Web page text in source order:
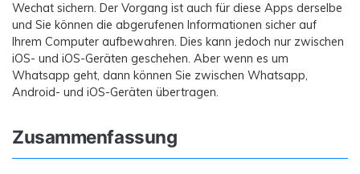
Wechat sichern. Der Vorgang ist auch für diese Apps derselbe
und Sie können die abgerufenen Informationen sicher auf
Ihrem Computer aufbewahren. Dies kann jedoch nur zwischen
iOS- und iOS-Geräten geschehen. Aber wenn es um
Whatsapp geht, dann können Sie zwischen Whatsapp,
Android- und iOS-Geräten übertragen.
Zusammenfassung